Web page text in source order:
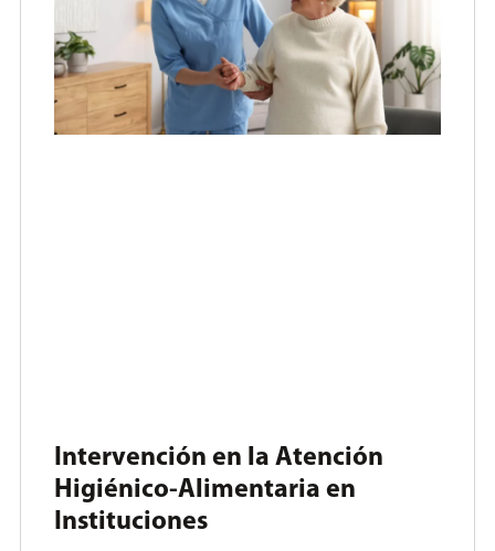
Intervención en la Atención
Higiénico-Alimentaria en
Instituciones